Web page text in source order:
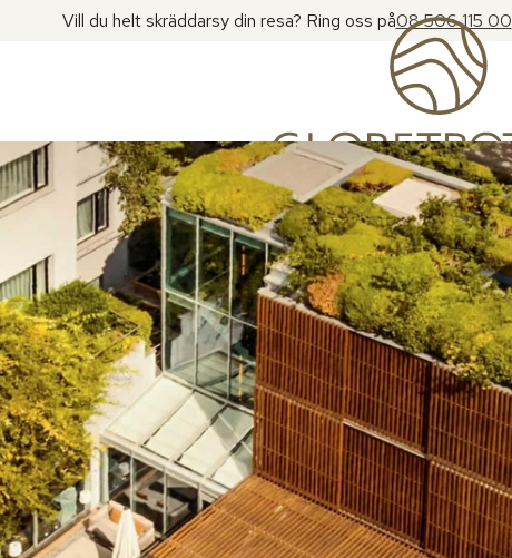
Vill du helt skräddarsy din resa? Ring oss på08 506 115 00